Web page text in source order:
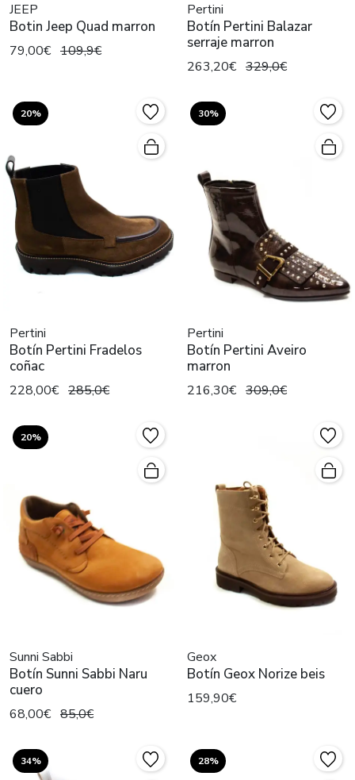
JEEP
Botin Jeep Quad marron
79,00€ 109,9€
Pertini
Botín Pertini Balazar
serraje marron
263,20€ 329,0€
20%
Pertini
Botín Pertini Fradelos
coñac
228,00€ 285,0€
30%
Pertini
Botín Pertini Aveiro
marron
216,30€ 309,0€
20%
Sunni Sabbi
Botín Sunni Sabbi Naru
cuero
68,00€ 85,0€
Geox
Botín Geox Norize beis
159,90€
34% 28%